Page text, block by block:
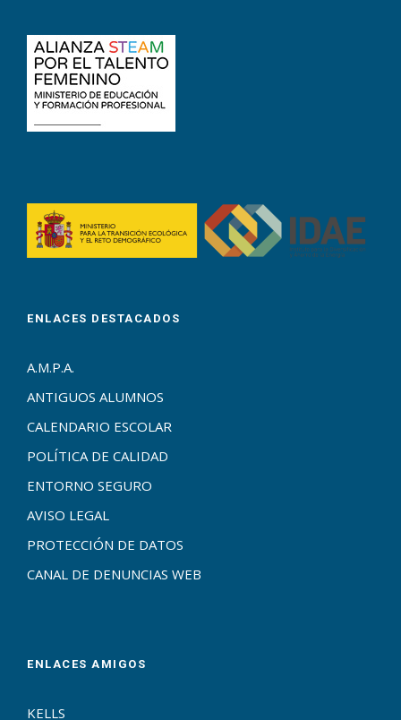
ENLACES DESTACADOS
A.M.P.A.
ANTIGUOS ALUMNOS
CALENDARIO ESCOLAR
POLÍTICA DE CALIDAD
ENTORNO SEGURO
AVISO LEGAL
PROTECCIÓN DE DATOS
CANAL DE DENUNCIAS WEB
ENLACES AMIGOS
KELLS